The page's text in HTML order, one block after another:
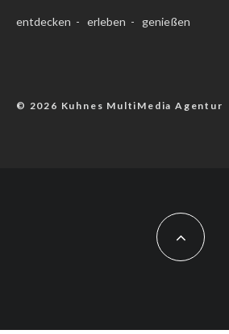
entdecken - erleben - genießen
© 2026 Kuhnes MultiMedia Agentur